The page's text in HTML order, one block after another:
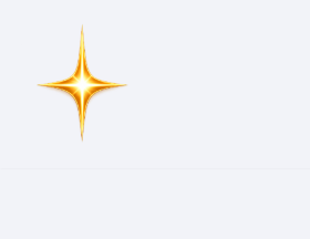
Перейти
содержимому